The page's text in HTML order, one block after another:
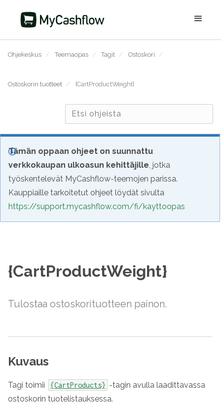
Ohjekeskus / Teemaopas / Tagit / Ostoskori /
Ostoskorin tuotteet / {CartProductWeight}
Tämän oppaan ohjeet on suunnattu
verkkokaupan ulkoasun kehittäjille, jotka
työskentelevät MyCashflow-teemojen parissa.
Kauppiaille tarkoitetut ohjeet löydät sivulta
https://support.mycashflow.com/fi/kayttoopas
{CartProductWeight}
Tulostaa ostoskorituotteen painon.
Kuvaus
Tagi toimii {CartProducts} -tagin avulla laadittavassa
ostoskorin tuotelistauksessa.